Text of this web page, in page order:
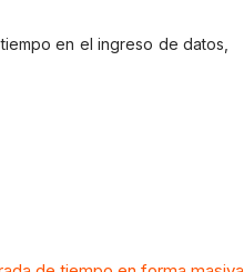
en el ingreso de datos,